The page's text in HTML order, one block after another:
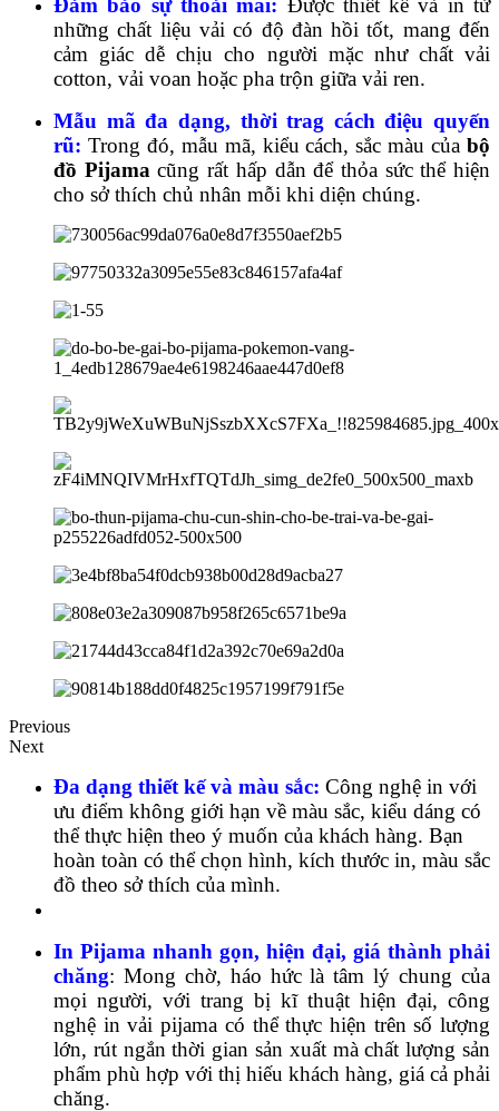
Đảm bảo sự thoải mái: Được thiết kế và in từ
những chất liệu vải có độ đàn hồi tốt, mang đến
cảm giác dễ chịu cho người mặc như chất vải
cotton, vải voan hoặc pha trộn giữa vải ren.
Mẫu mã đa dạng, thời trag cách điệu quyến
rũ: Trong đó, mẫu mã, kiểu cách, sắc màu củabộ
đồ Pijama cũng rất hấp dẫn để thỏa sức thể hiện
cho sở thích chủ nhân mỗi khi diện chúng.
Previous
Next
Đa dạng thiết kế và màu sắc: Công nghệ in với
ưu điểm không giới hạn về màu sắc, kiểu dáng có
thể thực hiện theo ý muốn của khách hàng. Bạn
hoàn toàn có thể chọn hình, kích thước in, màu sắc
đồ theo sở thích của mình.
In Pijama nhanh gọn, hiện đại, giá thành phải
chăng: Mong chờ, háo hức là tâm lý chung của
mọi người, với trang bị kĩ thuật hiện đại, công
nghệ in vải pijama có thể thực hiện trên số lượng
lớn, rút ngắn thời gian sản xuất mà chất lượng sản
phẩm phù hợp với thị hiếu khách hàng, giá cả phải
chăng.